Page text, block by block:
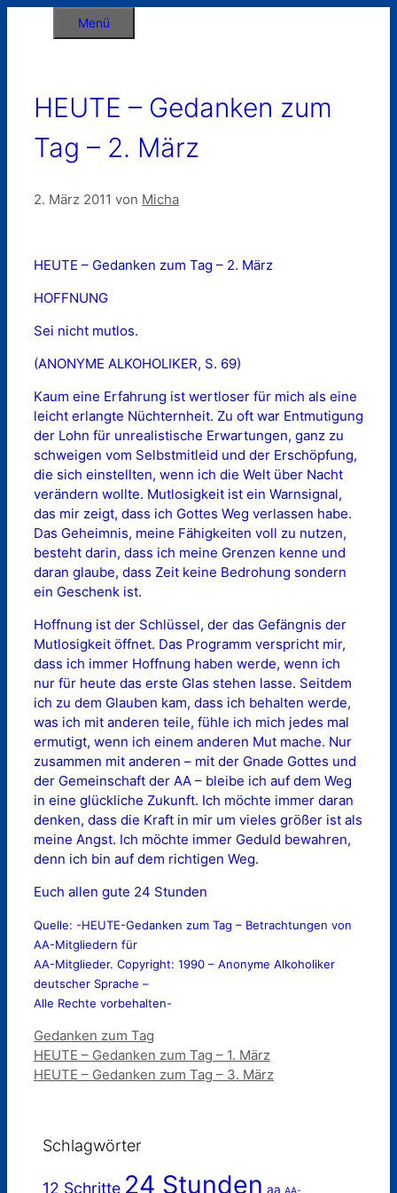
Menü
HEUTE – Gedanken zum
Tag – 2. März
2. März 2011 von Micha
HEUTE – Gedanken zum Tag – 2. März
HOFFNUNG
Sei nicht mutlos.
(ANONYME ALKOHOLIKER, S. 69)
Kaum eine Erfahrung ist wertloser für mich als eine
leicht erlangte Nüchternheit. Zu oft war Entmutigung
der Lohn für unrealistische Erwartungen, ganz zu
schweigen vom Selbstmitleid und der Erschöpfung,
die sich einstellten, wenn ich die Welt über Nacht
verändern wollte. Mutlosigkeit ist ein Warnsignal,
das mir zeigt, dass ich Gottes Weg verlassen habe.
Das Geheimnis, meine Fähigkeiten voll zu nutzen,
besteht darin, dass ich meine Grenzen kenne und
daran glaube, dass Zeit keine Bedrohung sondern
ein Geschenk ist.
Hoffnung ist der Schlüssel, der das Gefängnis der
Mutlosigkeit öffnet. Das Programm verspricht mir,
dass ich immer Hoffnung haben werde, wenn ich
nur für heute das erste Glas stehen lasse. Seitdem
ich zu dem Glauben kam, dass ich behalten werde,
was ich mit anderen teile, fühle ich mich jedes mal
ermutigt, wenn ich einem anderen Mut mache. Nur
zusammen mit anderen – mit der Gnade Gottes und
der Gemeinschaft der AA – bleibe ich auf dem Weg
in eine glückliche Zukunft. Ich möchte immer daran
denken, dass die Kraft in mir um vieles größer ist als
meine Angst. Ich möchte immer Geduld bewahren,
denn ich bin auf dem richtigen Weg.
Euch allen gute 24 Stunden
Quelle: -HEUTE-Gedanken zum Tag – Betrachtungen von
AA-Mitgliedern für
AA-Mitglieder. Copyright: 1990 – Anonyme Alkoholiker
deutscher Sprache –
Alle Rechte vorbehalten-
Kategorien
Gedanken zum Tag
HEUTE – Gedanken zum Tag – 1. März
HEUTE – Gedanken zum Tag – 3. März
Schlagwörter
12 Schritte 24 Stunden aa AA-